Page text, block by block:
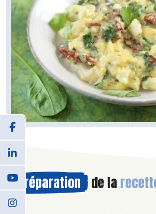
Préparation de la